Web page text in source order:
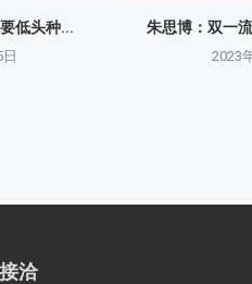
低头种... 朱思博：双一
2023
洽